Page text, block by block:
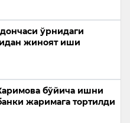
ўрнидаги
жиноят иши
бўйича ишни
жаримага тортилди